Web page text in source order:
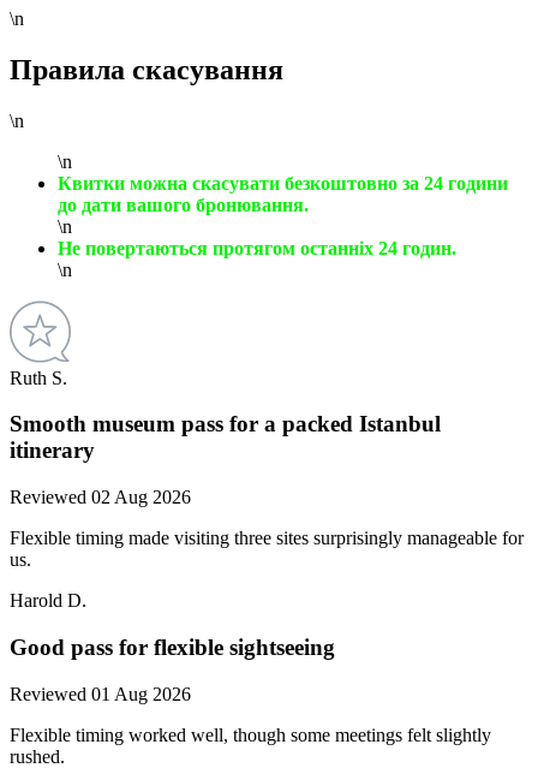
\n
Правила скасування
\n
\n
Квитки можна скасувати безкоштовно за 24 години
до дати вашого бронювання.
\n
Не повертаються протягом останніх 24 годин.
\n
Ruth S.
Smooth museum pass for a packed Istanbul
itinerary
Reviewed 02 Aug 2026
Flexible timing made visiting three sites surprisingly manageable for
us.
Harold D.
Good pass for flexible sightseeing
Reviewed 01 Aug 2026
Flexible timing worked well, though some meetings felt slightly
rushed.